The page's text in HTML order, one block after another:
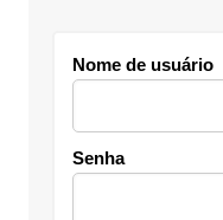
Nome de usuário
Senha